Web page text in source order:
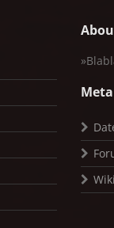
Meta